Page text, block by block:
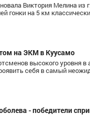
Виктория Мелина из
гонки на 5 км
на ЭКМ в Куусамо
высокого уровня
себя в самый
- победители